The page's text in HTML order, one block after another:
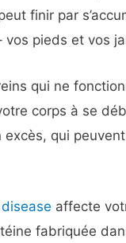
finir par
vos pieds et vos
qui ne
corps à se
qui
affecte
fabriquée